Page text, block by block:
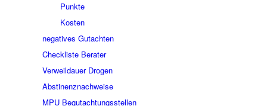
Punkte
Kosten
negatives Gutachten
Checkliste Berater
Verweildauer Drogen
Abstinenznachweise
MPU Begutachtungsstellen